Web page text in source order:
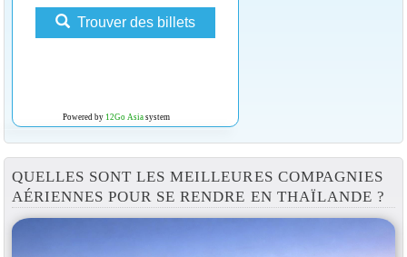
Trouver des billets
Powered by 12Go Asiasystem
QUELLES SONT LES MEILLEURES COMPAGNIES
AÉRIENNES POUR SE RENDRE EN THAÏLANDE ?